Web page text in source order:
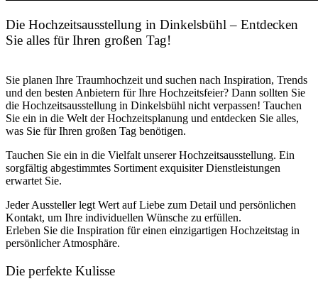
Die Hochzeitsausstellung in Dinkelsbühl – Entdecken
Sie alles für Ihren großen Tag!
Sie planen Ihre Traumhochzeit und suchen nach Inspiration, Trends
und den besten Anbietern für Ihre Hochzeitsfeier? Dann sollten Sie
die Hochzeitsausstellung in Dinkelsbühl nicht verpassen! Tauchen
Sie ein in die Welt der Hochzeitsplanung und entdecken Sie alles,
was Sie für Ihren großen Tag benötigen.
Tauchen Sie ein in die Vielfalt unserer Hochzeitsausstellung. Ein
sorgfältig abgestimmtes Sortiment exquisiter Dienstleistungen
erwartet Sie.
Jeder Aussteller legt Wert auf Liebe zum Detail und persönlichen
Kontakt, um Ihre individuellen Wünsche zu erfüllen.
Erleben Sie die Inspiration für einen einzigartigen Hochzeitstag in
persönlicher Atmosphäre.
Die perfekte Kulisse